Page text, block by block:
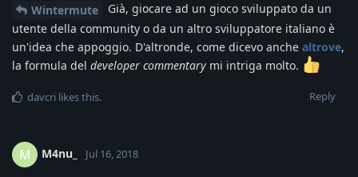
Wintermute
Già, giocare ad un gioco sviluppato da un
utente della community o da un altro sviluppatore italiano è
un'idea che appoggio. D'altronde, come dicevo anche altrove,
la formula del developer commentary mi intriga molto.
Reply
davcri likes this.
M M4nu_ Jul 16, 2018